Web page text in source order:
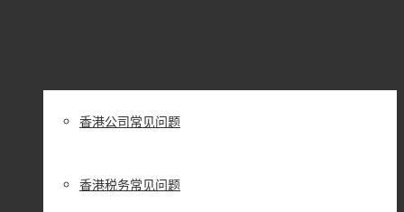
香港公司常见问题
香港税务常见问题